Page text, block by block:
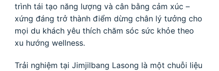
trình tái tạo năng lượng và cân bằng cảm xúc –
xứng đáng trở thành điểm dừng chân lý tưởng cho
mọi du khách yêu thích chăm sóc sức khỏe theo
xu hướng wellness.
Trải nghiệm tại Jimjilbang Lasong là một chuỗi liệu